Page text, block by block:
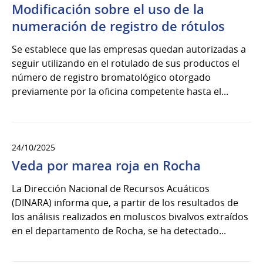
Modificación sobre el uso de la
numeración de registro de rótulos
Se establece que las empresas quedan autorizadas a
seguir utilizando en el rotulado de sus productos el
número de registro bromatológico otorgado
previamente por la oficina competente hasta el...
24/10/2025
Veda por marea roja en Rocha
La Dirección Nacional de Recursos Acuáticos
(DINARA) informa que, a partir de los resultados de
los análisis realizados en moluscos bivalvos extraídos
en el departamento de Rocha, se ha detectado...